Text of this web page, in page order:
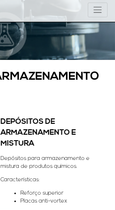
DEPÓSITOS DE
ARMAZENAMENTO E
MISTURA
Depósitos para armazenamento e
mistura de produtos químicos.
Características:
Reforço superior
Placas anti-vortex